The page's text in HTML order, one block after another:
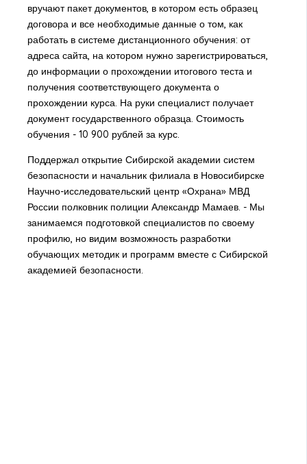
вручают пакет документов, в котором есть образец
договора и все необходимые данные о том, как
работать в системе дистанционного обучения: от
адреса сайта, на котором нужно зарегистрироваться,
до информации о прохождении итогового теста и
получения соответствующего документа о
прохождении курса. На руки специалист получает
документ государственного образца. Стоимость
обучения - 10 900 рублей за курс.
Поддержал открытие Сибирской академии систем
безопасности и начальник филиала в Новосибирске
Научно-исследовательский центр «Охрана» МВД
России полковник полиции Александр Мамаев. - Мы
занимаемся подготовкой специалистов по своему
профилю, но видим возможность разработки
обучающих методик и программ вместе с Сибирской
академией безопасности.